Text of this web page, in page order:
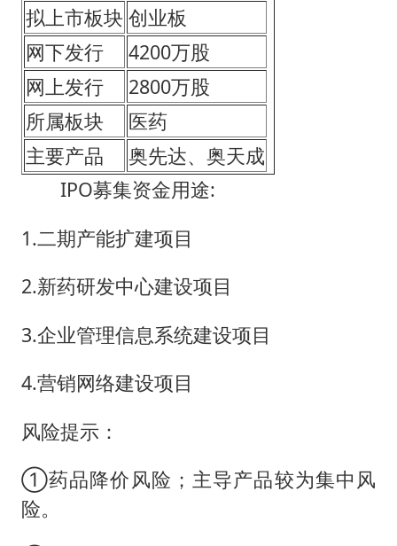
拟上市板块 创业板
网下发行
4200万股
网上发行
2800万股
所属板块
医药
主要产品
奥先达、奥天成
IPO募集资金用途:
1.二期产能扩建项目
2.新药研发中心建设项目
3.企业管理信息系统建设项目
4.营销网络建设项目
风险提示：
①药品降价风险；主导产品较为集中风
险。